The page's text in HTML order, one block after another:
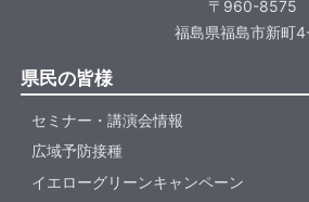
〒960-8575
福島県福島市新町
県民の皆様
セミナー・講演会情報
広域予防接種
イエローグリーンキャンペーン